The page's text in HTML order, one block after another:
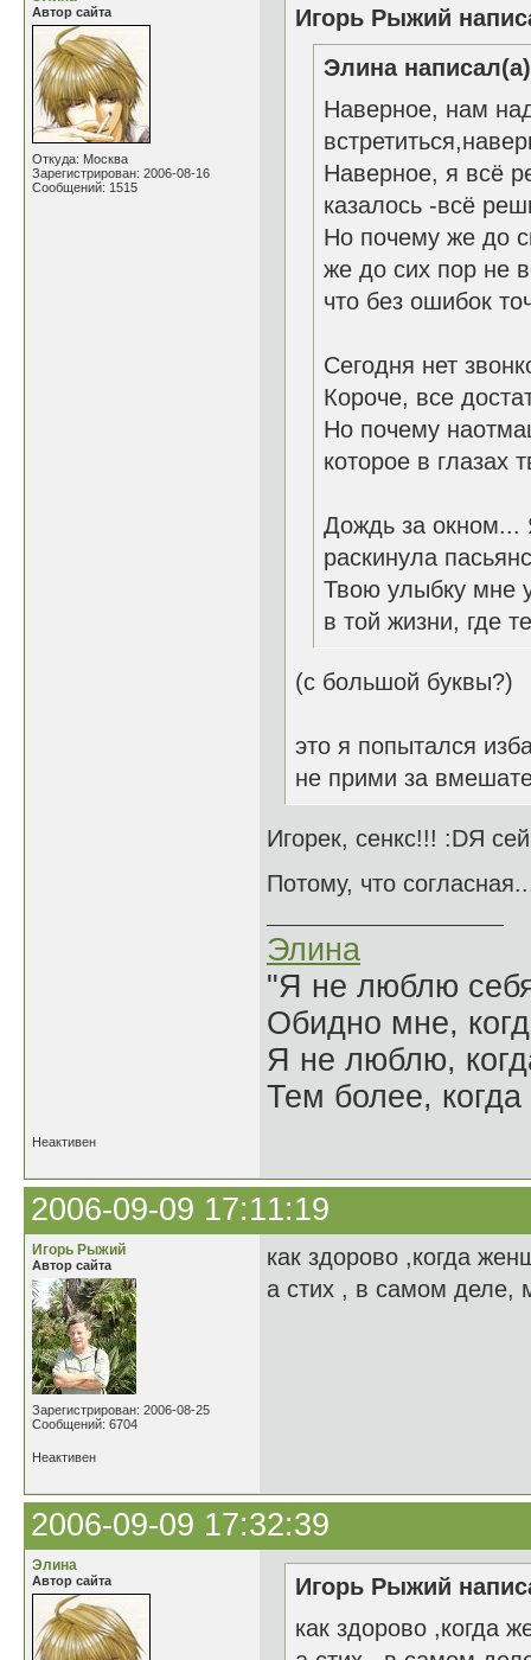
Автор сайта
Откуда: Москва
Зарегистрирован: 2006-08-16
Сообщений: 1515
Игорь Рыжий
Элина
Наверное, нам
Наверное, я
казалось -всё
Но почему
же до сих пор не
что без ошибок
Сегодня нет
Короче, все
Но почему
которое в глазах
Дождь за окном...
раскинула
Твою улыбку мне
в той жизни, где
(с большой буквы?)
это я попытался
не прими за
Игорек, сенкс!!! :DЯ
Потому, что
Элина
"Я не люблю
Обидно мне,
Я не люблю,
Тем более,
Неактивен
2006-09-09 17:11:19
Игорь Рыжий
Автор сайта
Зарегистрирован: 2006-08-25
Сообщений: 6704
как здорово ,когда
а стих , в самом деле,
Неактивен
2006-09-09 17:32:39
Элина
Автор сайта
Игорь Рыжий
как здорово ,когда